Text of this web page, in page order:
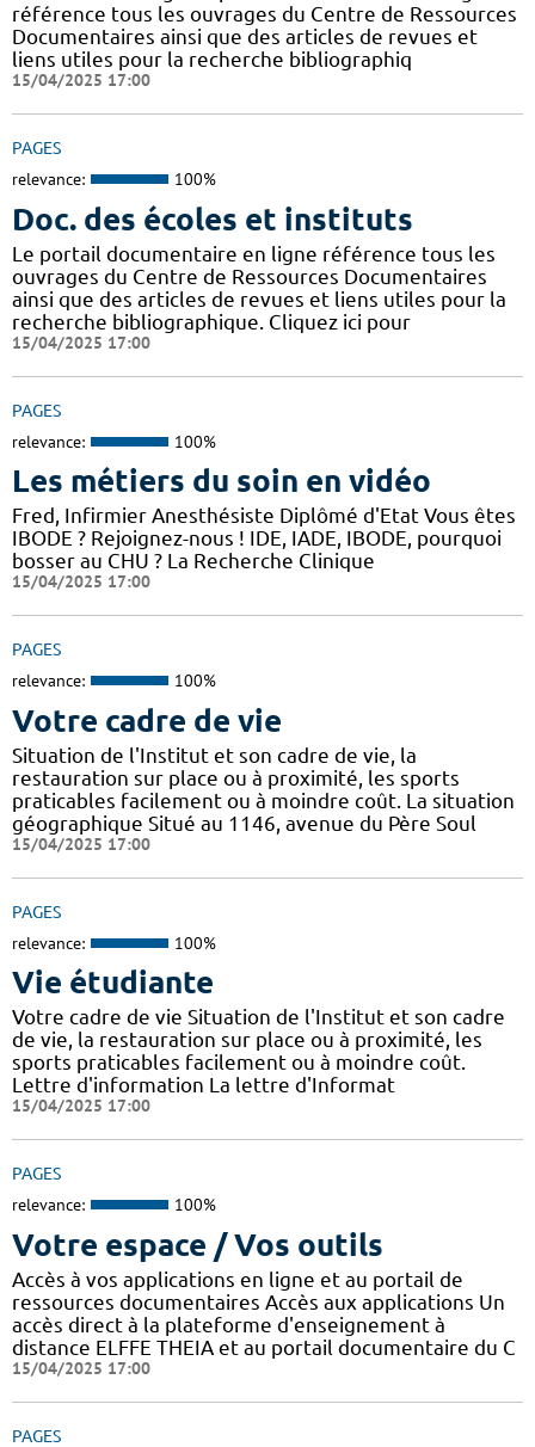
référence tous les ouvrages du Centre de Ressources
Documentaires ainsi que des articles de revues et
liens utiles pour la recherche bibliographiq
15/04/2025 17:00
PAGES
relevance: 100%
Doc. des écoles et instituts
Le portail documentaire en ligne référence tous les
ouvrages du Centre de Ressources Documentaires
ainsi que des articles de revues et liens utiles pour la
recherche bibliographique. Cliquez ici pour
15/04/2025 17:00
PAGES
relevance: 100%
Les métiers du soin en vidéo
Fred, Infirmier Anesthésiste Diplômé d'Etat Vous êtes
IBODE ? Rejoignez-nous ! IDE, IADE, IBODE, pourquoi
bosser au CHU ? La Recherche Clinique
15/04/2025 17:00
PAGES
relevance: 100%
Votre cadre de vie
Situation de l'Institut et son cadre de vie, la
restauration sur place ou à proximité, les sports
praticables facilement ou à moindre coût. La situation
géographique Situé au 1146, avenue du Père Soul
15/04/2025 17:00
PAGES
relevance: 100%
Vie étudiante
Votre cadre de vie Situation de l'Institut et son cadre
de vie, la restauration sur place ou à proximité, les
sports praticables facilement ou à moindre coût.
Lettre d'information La lettre d'Informat
15/04/2025 17:00
PAGES
relevance: 100%
Votre espace / Vos outils
Accès à vos applications en ligne et au portail de
ressources documentaires Accès aux applications Un
accès direct à la plateforme d'enseignement à
distance ELFFE THEIA et au portail documentaire du C
15/04/2025 17:00
PAGES